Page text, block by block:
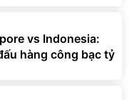
vs Indonesia:
hàng công bạc tỷ